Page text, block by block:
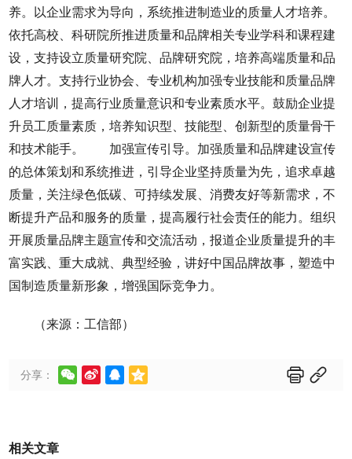
养。以企业需求为导向，系统推进制造业的质量人才培养。
依托高校、科研院所推进质量和品牌相关专业学科和课程建
设，支持设立质量研究院、品牌研究院，培养高端质量和品
牌人才。支持行业协会、专业机构加强专业技能和质量品牌
人才培训，提高行业质量意识和专业素质水平。鼓励企业提
升员工质量素质，培养知识型、技能型、创新型的质量骨干
和技术能手。 加强宣传引导。加强质量和品牌建设宣传
的总体策划和系统推进，引导企业坚持质量为先，追求卓越
质量，关注绿色低碳、可持续发展、消费友好等新需求，不
断提升产品和服务的质量，提高履行社会责任的能力。组织
开展质量品牌主题宣传和交流活动，报道企业质量提升的丰
富实践、重大成就、典型经验，讲好中国品牌故事，塑造中
国制造质量新形象，增强国际竞争力。
（来源：工信部）
分享：      
相关文章